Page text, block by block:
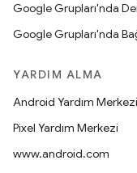
Google Grupları'nda
Google Grupları'nda
YARDIM ALMA
Android Yardım Merkezi
Pixel Yardım Merkezi
www.android.com